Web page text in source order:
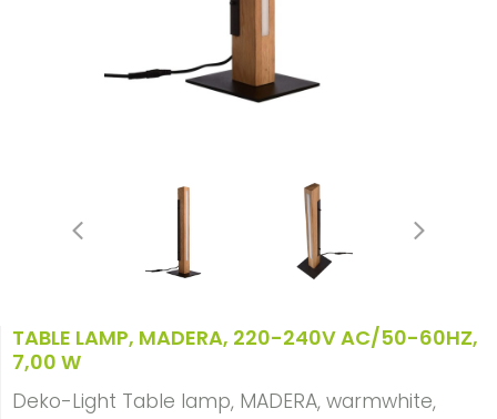
TABLE LAMP, MADERA, 220-240V AC/50-60HZ,
7,00 W
Deko-Light Table lamp, MADERA, warmwhite,